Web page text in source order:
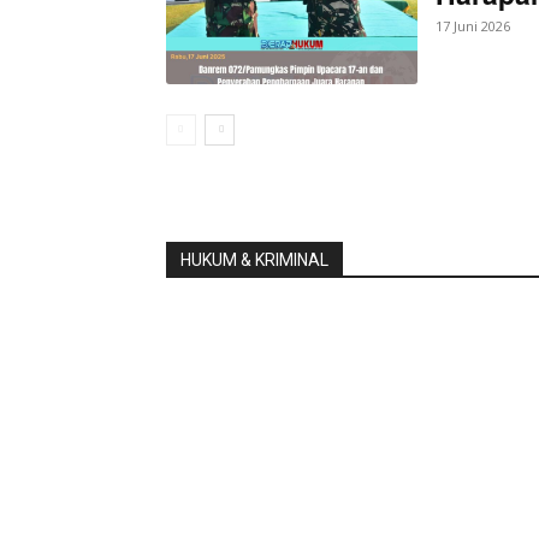
17 Juni 2026
HUKUM & KRIMINAL